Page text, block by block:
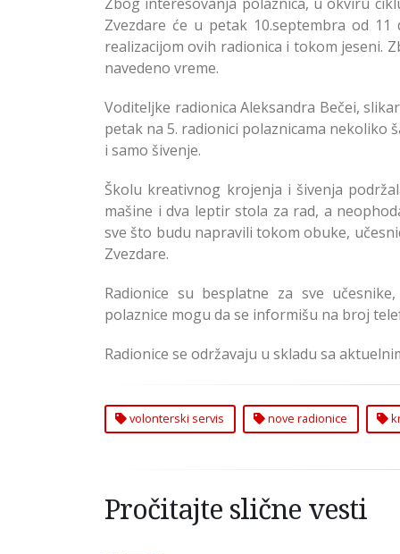
Zvezdare će u petak 10.septembra od
realizacijom ovih radionica i tokom jeseni.
navedeno vreme.
Voditeljke radionica Aleksandra Bečei,
petak na 5. radionici polaznicama
i samo šivenje.
Školu kreativnog krojenja i šivenja
mašine i dva leptir stola za rad, a
sve što budu napravili tokom obuke,
Zvezdare.
Radionice su besplatne za sve
polaznice mogu da se informišu na broj
Radionice se održavaju u skladu sa
volonterski servis nove radionice
Pročitajte slične vesti